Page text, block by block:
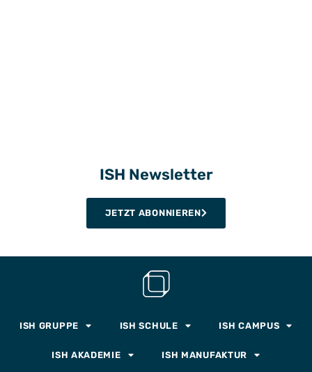
ISH Newsletter
JETZT ABONNIEREN
ISH GRUPPE ISH SCHULE ISH CAMPUS
ISH AKADEMIE ISH MANUFAKTUR